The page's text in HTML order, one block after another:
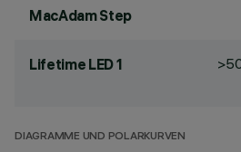
MacAdam Step
Lifetime LED 1
DIAGRAMME UND POLARKURVEN